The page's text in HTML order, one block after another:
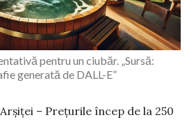
pentru un ciubăr. „Sursă:
generată de DALL-E”
– Prețurile încep de la 250